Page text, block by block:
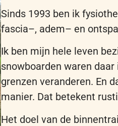
Sinds 1993 ben ik
fascia–, adem– en
Ikben mijn hele leven
snowboarden waren
grenzen veranderen. En
manier. Dat betekent
Het doel van de binnen